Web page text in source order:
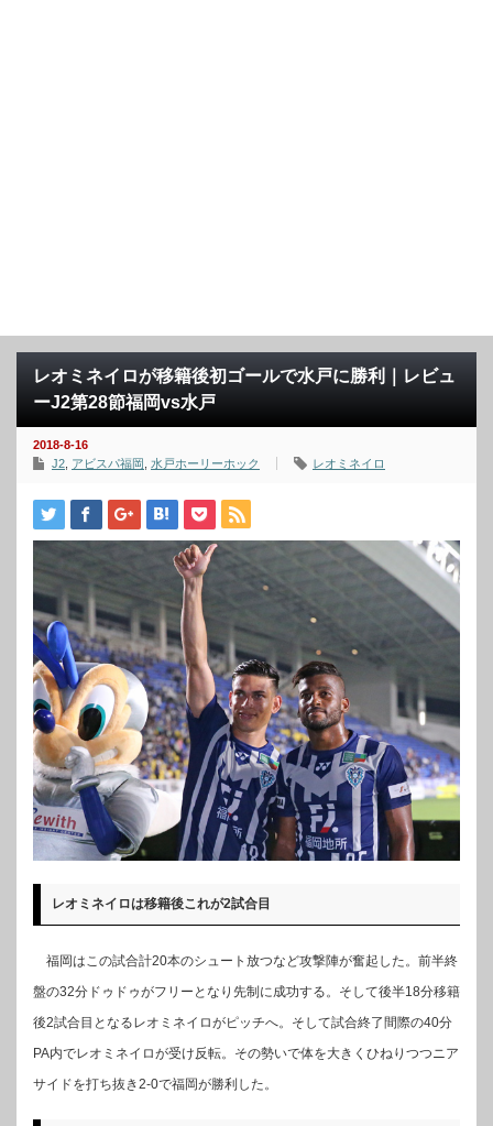
レオミネイロが移籍後初ゴールで水戸に勝利｜レビュ
ーJ2第28節福岡vs水戸
2018-8-16
J2 アビスパ福岡 水戸ホーリーホック レオミネイロ
レオミネイロは移籍後これが2試合目
福岡はこの試合計20本のシュート放つなど攻撃陣が奮起した。前半終
盤の32分ドゥドゥがフリーとなり先制に成功する。そして後半18分移籍
後2試合目となるレオミネイロがピッチへ。そして試合終了間際の40分
PA内でレオミネイロが受け反転。その勢いで体を大きくひねりつつニア
サイドを打ち抜き2-0で福岡が勝利した。